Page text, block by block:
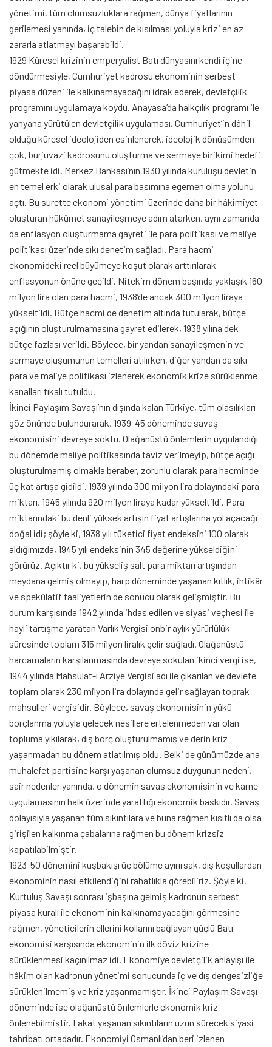
yönetimi, tüm olumsuzluklara rağmen, dünya fiyatlarının
gerilemesi yanında, iç talebin de kısılması yoluyla krizi en az
zararla atlatmayı başarabildi.
1929 Küresel krizinin emperyalist Batı dünyasını kendi içine
döndürmesiyle, Cumhuriyet kadrosu ekonominin serbest
piyasa düzeni ile kalkınamayacağını idrak ederek, devletçilik
programını uygulamaya koydu. Anayasa’da halkçılık programı ile
yanyana yürütülen devletçilik uygulaması, Cumhuriyet’in dâhil
olduğu küresel ideolojiden esinlenerek, ideolojik dönüşümden
çok, burjuvazi kadrosunu oluşturma ve sermaye birikimi hedefi
gütmekte idi. Merkez Bankası’nın 1930 yılında kuruluşu devletin
en temel erki olarak ulusal para basımına egemen olma yolunu
açtı. Bu surette ekonomi yönetimi üzerinde daha bir hâkimiyet
oluşturan hükümet sanayileşmeye adım atarken, aynı zamanda
da enflasyon oluşturmama gayreti ile para politikası ve maliye
politikası üzerinde sıkı denetim sağladı. Para hacmi
ekonomideki reel büyümeye koşut olarak arttırılarak
enflasyonun önüne geçildi. Nitekim dönem başında yaklaşık 160
milyon lira olan para hacmi, 1938’de ancak 300 milyon liraya
yükseltildi. Bütçe hacmi de denetim altında tutularak, bütçe
açığının oluşturulmamasına gayret edilerek, 1938 yılına dek
bütçe fazlası verildi. Böylece, bir yandan sanayileşmenin ve
sermaye oluşumunun temelleri atılırken, diğer yandan da sıkı
para ve maliye politikası izlenerek ekonomik krize sürüklenme
kanalları tıkalı tutuldu.
İkinci Paylaşım Savaşı’nın dışında kalan Türkiye, tüm olasılıkları
göz önünde bulundurarak, 1939-45 döneminde savaş
ekonomisini devreye soktu. Olağanüstü önlemlerin uygulandığı
bu dönemde maliye politikasında taviz verilmeyip, bütçe açığı
oluşturulmamış olmakla beraber, zorunlu olarak para hacminde
üç kat artışa gidildi. 1939 yılında 300 milyon lira dolayındaki para
miktarı, 1945 yılında 920 milyon liraya kadar yükseltildi. Para
miktarındaki bu denli yüksek artışın fiyat artışlarına yol açacağı
doğal idi; şöyle ki, 1938 yılı tüketici fiyat endeksini 100 olarak
aldığımızda, 1945 yılı endeksinin 345 değerine yükseldiğini
görürüz. Açıktır ki, bu yükseliş salt para miktarı artışından
meydana gelmiş olmayıp, harp döneminde yaşanan kıtlık, ihtikâr
ve spekülatif faaliyetlerin de sonucu olarak gelişmiştir. Bu
durum karşısında 1942 yılında ihdas edilen ve siyasi veçhesi ile
hayli tartışma yaratan Varlık Vergisi onbir aylık yürürlülük
süresinde toplam 315 milyon liralık gelir sağladı. Olağanüstü
harcamaların karşılanmasında devreye sokulan ikinci vergi ise,
1944 yılında Mahsulat-ı Arziye Vergisi adı ile çıkarılan ve devlete
toplam olarak 230 milyon lira dolayında gelir sağlayan toprak
mahsulleri vergisidir. Böylece, savaş ekonomisinin yükü
borçlanma yoluyla gelecek nesillere ertelenmeden var olan
topluma yıkılarak, dış borç oluşturulmamış ve derin kriz
yaşanmadan bu dönem atlatılmış oldu. Belki de günümüzde ana
muhalefet partisine karşı yaşanan olumsuz duygunun nedeni,
sair nedenler yanında, o dönemin savaş ekonomisinin ve karne
uygulamasının halk üzerinde yarattığı ekonomik baskıdır. Savaş
dolayısıyla yaşanan tüm sıkıntılara ve buna rağmen kısıtlı da olsa
girişilen kalkınma çabalarına rağmen bu dönem krizsiz
kapatılabilmiştir.
1923-50 dönemini kuşbakışı üç bölüme ayırırsak, dış koşullardan
ekonominin nasıl etkilendiğini rahatlıkla görebiliriz. Şöyle ki,
Kurtuluş Savaşı sonrası işbaşına gelmiş kadronun serbest
piyasa kuralı ile ekonominin kalkınamayacağını görmesine
rağmen, yöneticilerin ellerini kollarını bağlayan güçlü Batı
ekonomisi karşısında ekonominin ilk döviz krizine
sürüklenmesi kaçınılmaz idi. Ekonomiye devletçilik anlayışı ile
hâkim olan kadronun yönetimi sonucunda iç ve dış dengesizliğe
sürüklenilmemiş ve kriz yaşanmamıştır. İkinci Paylaşım Savaşı
döneminde ise olağanüstü önlemlerle ekonomik kriz
önlenebilmiştir. Fakat yaşanan sıkıntıların uzun sürecek siyasi
tahribatı ortadadır. Ekonomiyi Osmanlı’dan beri izlenen